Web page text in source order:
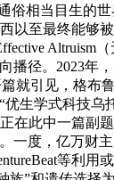
俗相当目生的
以至最终能够
Altruism
播径。2023年
就引见，格布
生学式科技乌
在此中一篇副
一度，亿万财
等利用